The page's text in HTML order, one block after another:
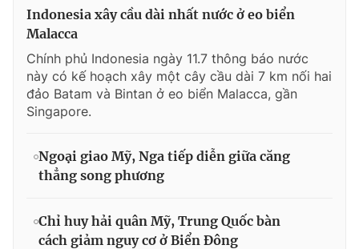
Indonesia xây cầu dài nhất nước ở eo biển
Malacca
Chính phủ Indonesia ngày 11.7 thông báo nước
này có kế hoạch xây một cây cầu dài 7 km nối hai
đảo Batam và Bintan ở eo biển Malacca, gần
Singapore.
Ngoại giao Mỹ, Nga tiếp diễn giữa căng
thẳng song phương
Chỉ huy hải quân Mỹ, Trung Quốc bàn
cách giảm nguy cơ ở Biển Đông